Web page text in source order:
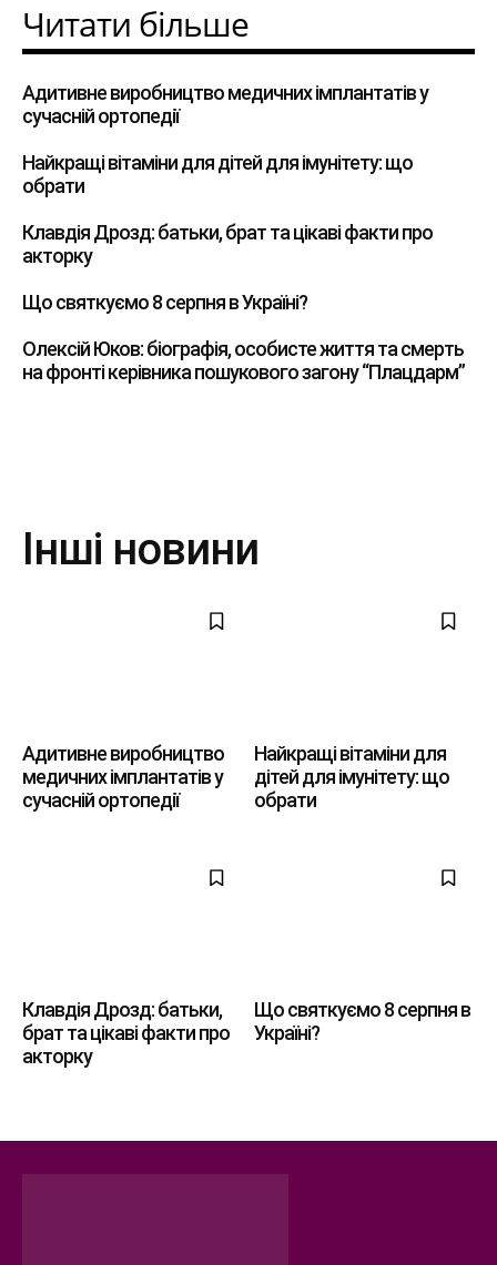
Читати більше
Адитивне виробництво медичних імплантатів у
сучасній ортопедії
Найкращі вітаміни для дітей для імунітету: що
обрати
Клавдія Дрозд: батьки, брат та цікаві факти про
акторку
Що святкуємо 8 серпня в Україні?
Олексій Юков: біографія, особисте життя та смерть
на фронті керівника пошукового загону “Плацдарм”
Інші новини
Адитивне виробництво
медичних імплантатів у
сучасній ортопедії
Найкращі вітаміни для
дітей для імунітету: що
обрати
Клавдія Дрозд: батьки,
брат та цікаві факти про
акторку
Що святкуємо 8 серпня в
Україні?